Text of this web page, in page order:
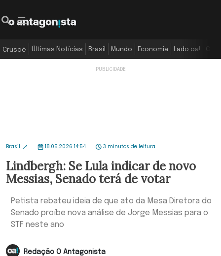
Crusoé Últimas Notícias Brasil Mundo Economia Lado oa!
Brasil 18.05.2026 14:54 3 minutos de leitura
Lindbergh: Se Lula indicar de novo
Messias, Senado terá de votar
Petista rebateu ideia de que ato da Mesa Diretora do
Senado proíbe nova análise de Jorge Messias para o
STF neste ano
Redação O Antagonista